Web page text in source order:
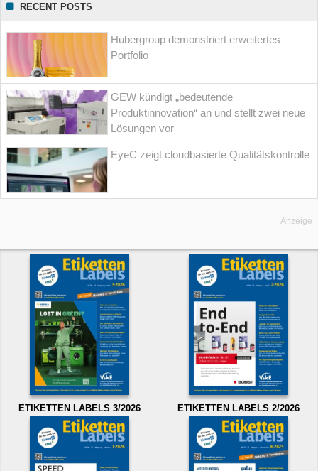
RECENT POSTS
Hubergroup demonstriert erweitertes
Portfolio
GEW kündigt „bedeutende
Produktinnovation“ an und stellt zwei neue
Lösungen vor
EyeC zeigt cloudbasierte Qualitätskontrolle
Anzeige
ETIKETTEN LABELS 3/2026 ETIKETTEN LABELS 2/2026